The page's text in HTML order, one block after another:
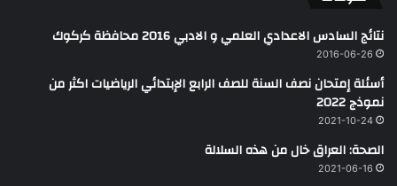
نتائج السادس الاعدادي العلمي و الادبي 2016 محافظة كركوك
2016-06-26
أسئلة إمتحان نصف السنة للصف الرابع الإبتدائي الرياضيات اكثر من
نموذج 2022
2021-10-24
الصحة: العراق خال من هذه السلالة
2021-06-16